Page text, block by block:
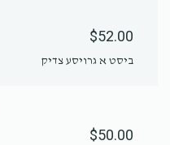
$52.00
ביסט א גרויסע צדיק
$50.00